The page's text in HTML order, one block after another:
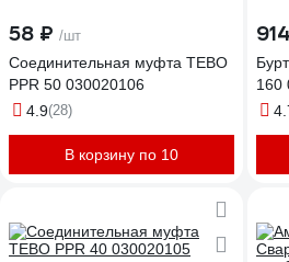
58 ₽ /шт
Соединительная муфта TEBO
PPR 50 030020106
4.9(28)
В корзину по 10
160